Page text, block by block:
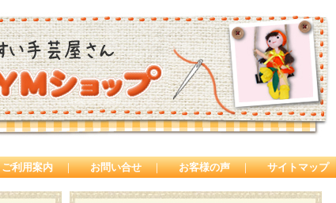
ご利用案内 ｜ お問い合せ ｜ お客様の声 ｜ サイトマップ